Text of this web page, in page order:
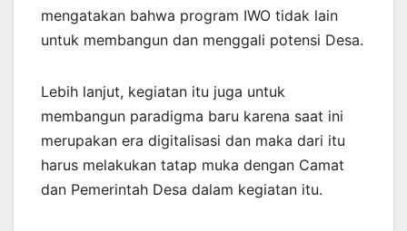
mengatakan bahwa program IWO tidak lain
untuk membangun dan menggali potensi Desa.
Lebih lanjut, kegiatan itu juga untuk
membangun paradigma baru karena saat ini
merupakan era digitalisasi dan maka dari itu
harus melakukan tatap muka dengan Camat
dan Pemerintah Desa dalam kegiatan itu.